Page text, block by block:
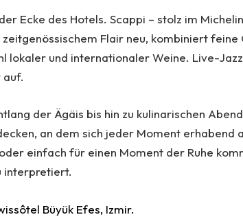
Ecke des Hotels. Scappi – stolz im
Flair neu, kombiniert
lokaler und internationaler Weine. Live-
auf.
der Ägäis bis hin zu kulinarischen
an dem sich jeder Moment erhabend
einfach für einen Moment der Ruhe
interpretiert.
Büyük Efes, Izmir.